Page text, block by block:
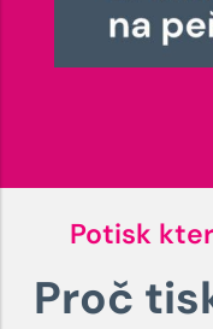
Potisk
Proč